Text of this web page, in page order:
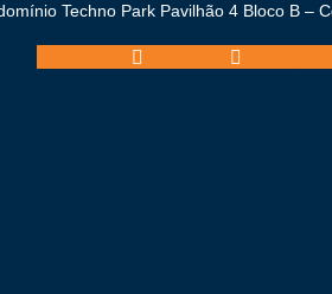
Techno Park Pavilhão 4 Bloco B –